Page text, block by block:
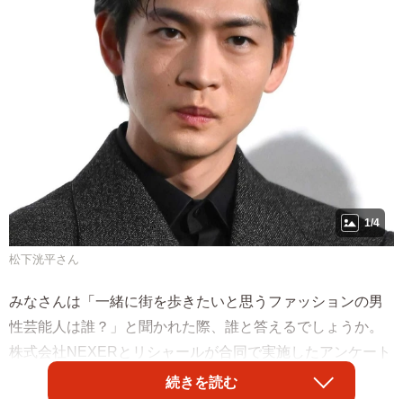
1/4
松下洸平さん
みなさんは「一緒に街を歩きたいと思うファッションの男
性芸能人は誰？」と聞かれた際、誰と答えるでしょうか。
株式会社NEXERとリシャールが合同で実施したアンケート
調査によると、1位は目黒蓮さん、2位は木村拓哉さんとい
続きを読む